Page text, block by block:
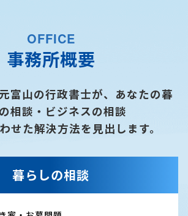
OFFICE
事務所概要
富山の行政書士が、あなたの暮
相談・ビジネスの相談
せた解決方法を見出します。
暮らしの相談